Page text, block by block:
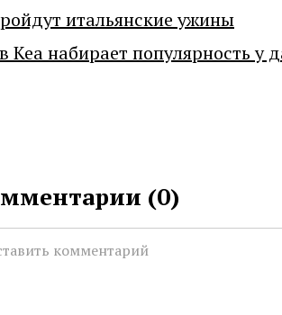
итальянские ужины
Кеа набирает популярность у
(0)